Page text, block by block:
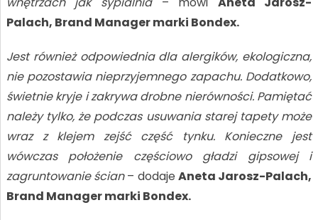
Palach, Brand Manager marki Bondex.
Jest również odpowiednia dla alergików, ekologiczna,
nie pozostawia nieprzyjemnego zapachu. Dodatkowo,
świetnie kryje i zakrywa drobne nierówności. Pamiętać
należy tylko, że podczas usuwania starej tapety może
wraz z klejem zejść część tynku. Konieczne jest
wówczas położenie częściowo gładzi gipsowej i
zagruntowanie ścian– dodaje Aneta Jarosz-Palach,
Brand Manager marki Bondex.